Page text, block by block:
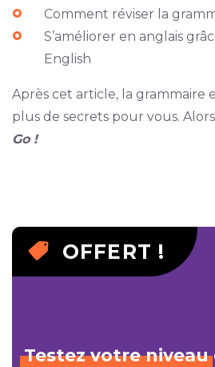
Comment réviser la
S’améliorer en anglais
English
Après cet article, la grammaire
plus de secrets pour vous.
Go !
OFFERT !
Testez votre niveau